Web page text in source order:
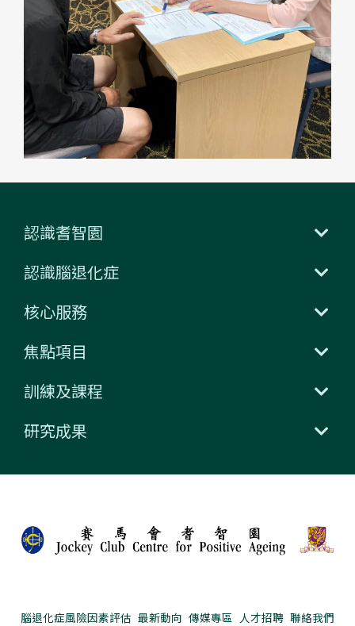
認識耆智園
認識腦退化症
核心服務
焦點項目
訓練及課程
研究成果
腦退化症風險因素評估 最新動向 傳媒專區 人才招聘 聯絡我們